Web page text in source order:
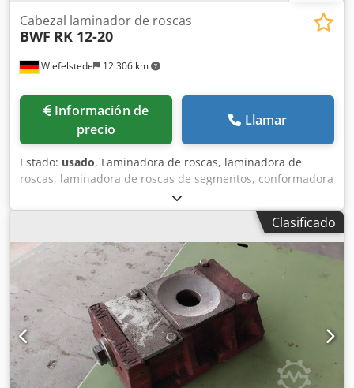
Wiefelstede 12.306 km
Cabezal laminador de roscas
BWF RK 12-20
Información de
precio
Llamar
Estado: usado, Laminadora de roscas, laminadora de
roscas, laminadora de roscas de segmentos, conformadora
en frío, cabezal laminador de roscas, cabezal laminador -
Fabricante: BWF, Cabezal laminador de roscas -Tipo: RK
12-20 Dsdpfou Tyvhsx Acdjck -Laminado de roscas: M24 x
1,5 -Dimensión: Ø 120 x 180 mm -Peso: 5,6 kg
Clasificado